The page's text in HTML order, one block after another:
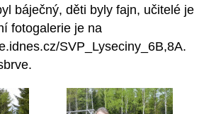
báječný, děti byly fajn, učitelé je
fotogalerie je na
SVP_Lyseciny_6B,8A.